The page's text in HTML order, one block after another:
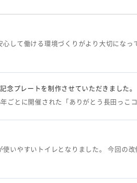
して働ける環境づくりがより大切にな
念プレートを制作させていただきました。
ごとに開催された「ありがとう長田っ
いやすいトイレとなりました。 今回の